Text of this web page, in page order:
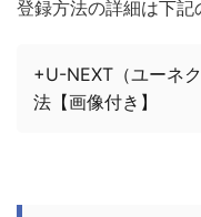
登録方法の詳細は下記
+U-NEXT（ユーネ
法【画像付き】